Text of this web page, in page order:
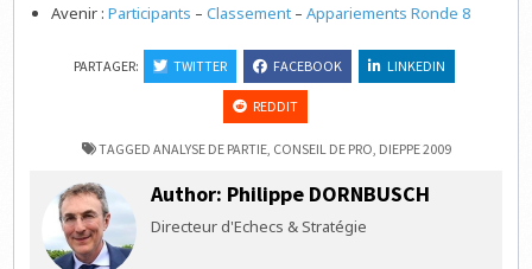
Avenir :Participants –Classement –Appariements Ronde 8
PARTAGER: TWITTER FACEBOOK LINKEDIN
REDDIT
TAGGED ANALYSE DE PARTIE, CONSEIL DE PRO, DIEPPE 2009
Author: Philippe DORNBUSCH
Directeur d'Echecs & Stratégie